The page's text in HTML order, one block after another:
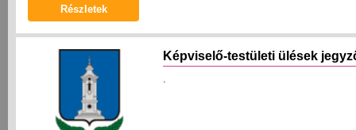
Részletek
Képviselő-testületi ülések